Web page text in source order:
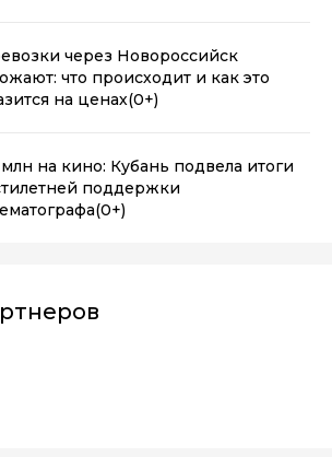
через Новороссийск
что происходит и как это
на ценах(0+)
на кино: Кубань подвела итоги
поддержки
(0+)